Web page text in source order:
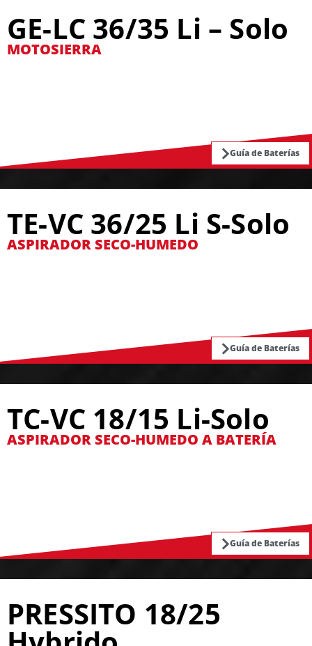
GE-LC 36/35 Li – Solo
MOTOSIERRA
Guía de Baterías
TE-VC 36/25 Li S-Solo
ASPIRADOR SECO-HUMEDO
Guía de Baterías
TC-VC 18/15 Li-Solo
ASPIRADOR SECO-HUMEDO A BATERÍA
Guía de Baterías
PRESSITO 18/25